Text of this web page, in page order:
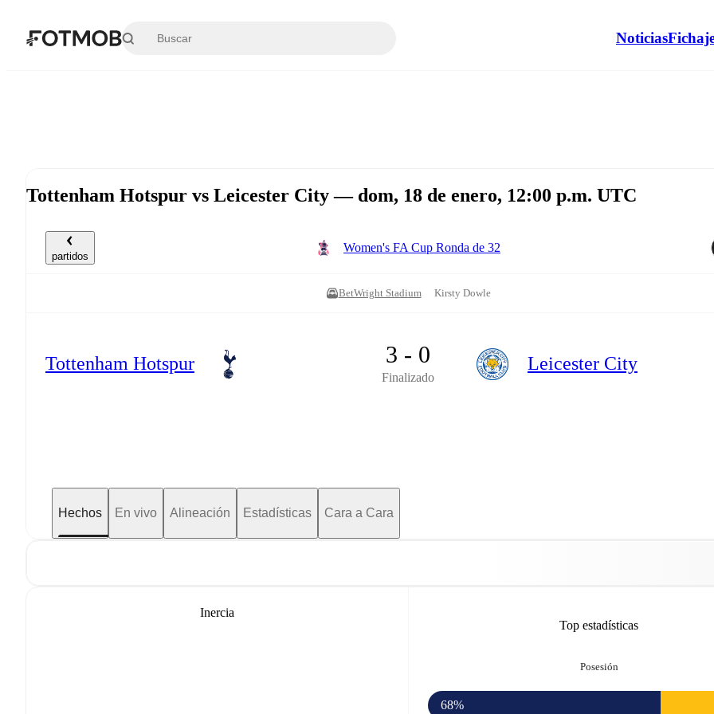
Noticias
Tottenham Hotspur vs Leicester City — dom, 18 de enero, 12:00 p.m. UTC
partidos
Women's FA Cup Ronda de 32
BetWright Stadium Kirsty Dowle
Tottenham Hotspur 3 - 0
Finalizado
Leicester City
Hechos En vivo Alineación Estadísticas Cara a Cara
Inercia
Top estadísticas
Posesión
68%